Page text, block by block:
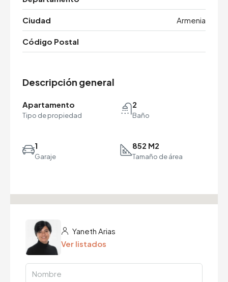
Ciudad Armenia
Código Postal
Descripción general
Apartamento
Tipo de propiedad
2
Baño
1
Garaje
852 M2
Tamaño de área
Yaneth Arias
Ver listados